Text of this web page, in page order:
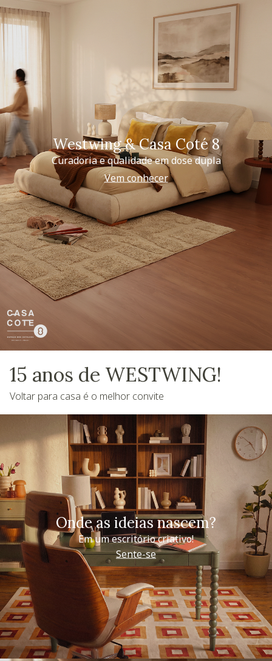
Westwing & Casa Coté 8
Curadoria e qualidade em dose dupla
Vem conhecer
15 anos de WESTWING!
Voltar para casa é o melhor convite
Onde as ideias nascem?
Em um escritório criativo!
Sente-se